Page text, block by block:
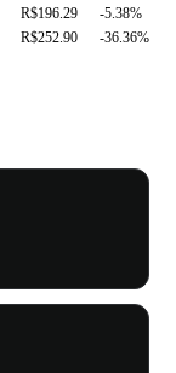
R$196.29
-5.38%
R$252.90 -36.36%